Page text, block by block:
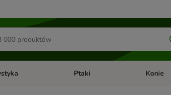
kategorii: Małe zwierzętaOtwórz menu kategorii:
Ptaki Otwórz
Konie